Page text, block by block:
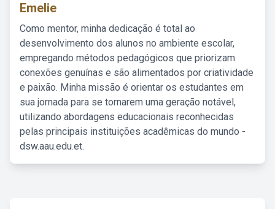
Emelie
Como mentor, minha dedicação é total ao
desenvolvimento dos alunos no ambiente escolar,
empregando métodos pedagógicos que priorizam
conexões genuínas e são alimentados por criatividade
e paixão. Minha missão é orientar os estudantes em
sua jornada para se tornarem uma geração notável,
utilizando abordagens educacionais reconhecidas
pelas principais instituições acadêmicas do mundo -
dsw.aau.edu.et.